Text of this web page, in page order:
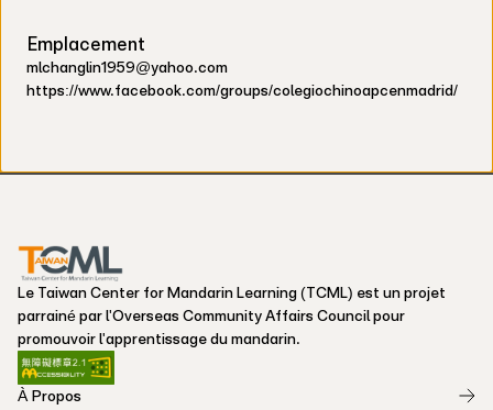
Emplacement
mlchanglin1959@yahoo.com
https://www.facebook.com/groups/colegiochinoapcenmadrid/
Le Taiwan Center for Mandarin Learning (TCML) est un projet
parrainé par l'Overseas Community Affairs Council pour
promouvoir l'apprentissage du mandarin.
À Propos